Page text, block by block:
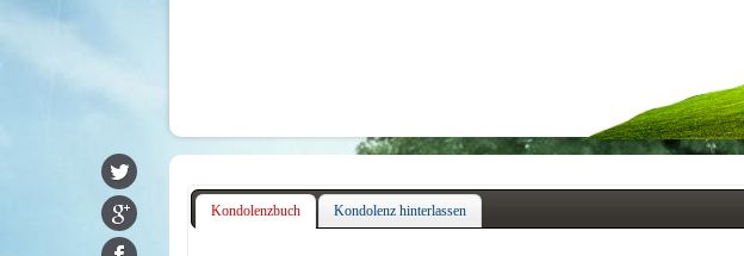
Kondolenzbuch Kondolenz hinterlassen